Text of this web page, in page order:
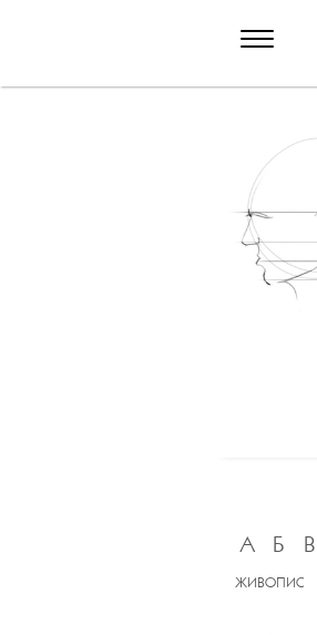
А
Б В
ЖИВОПИС